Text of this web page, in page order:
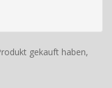
gekauft haben,